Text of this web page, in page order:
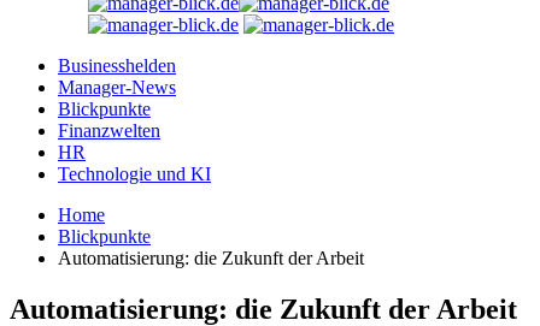
Businesshelden
Manager-News
Blickpunkte
Finanzwelten
HR
Technologie und KI
Home
Blickpunkte
Automatisierung: die Zukunft der Arbeit
Automatisierung: die Zukunft der Arbeit